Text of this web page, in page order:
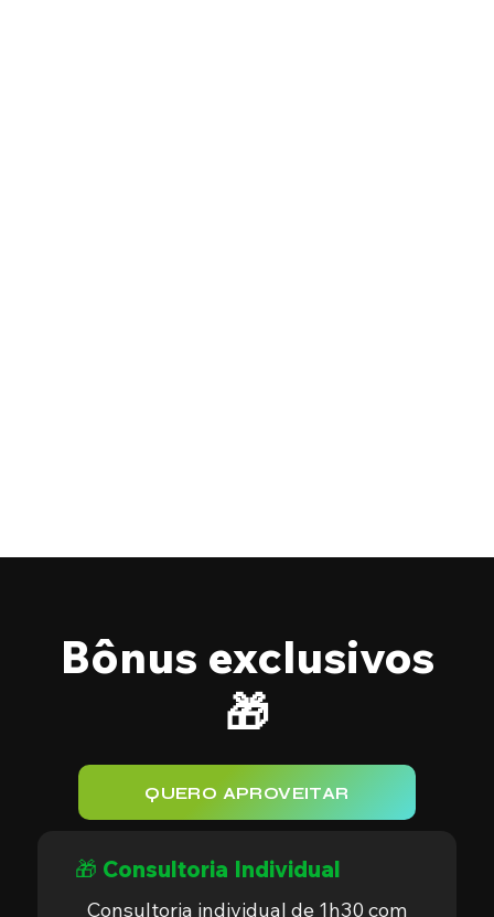
Bônus exclusivos
🎁
QUERO APROVEITAR
🎁 Consultoria Individual
Consultoria individual de 1h30 com